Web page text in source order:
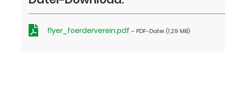
flyer_foerderverein.pdf – PDF-Datei (1,29 MB)